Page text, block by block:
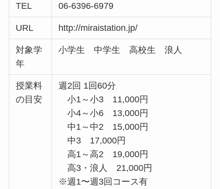
TEL 06-6396-6979
URL http://miraistation.jp/
対象学
年
小学生 中学生 高校生 浪人
授業料
の目安
週2回 1回60分
小1～小3 11,000円
小4～小6 13,000円
中1～中2 15,000円
中3 17,000円
高1～高2 19,000円
高3・浪人 21,000円
※週1〜週3回コース有